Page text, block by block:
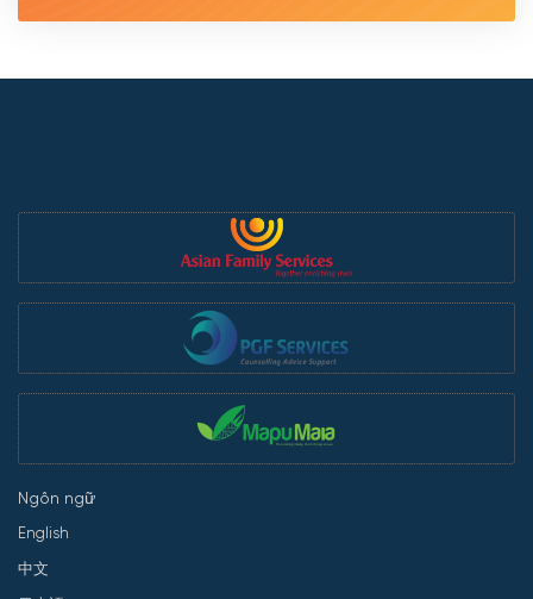
Ngôn ngữ
English
中文